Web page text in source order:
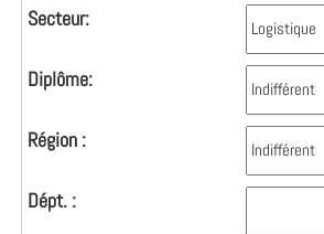
Secteur:
Diplôme:
Région :
Dépt. :